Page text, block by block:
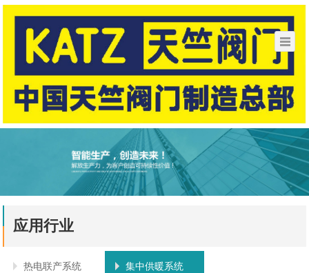
应用行业
热电联产系统 集中供暖系统